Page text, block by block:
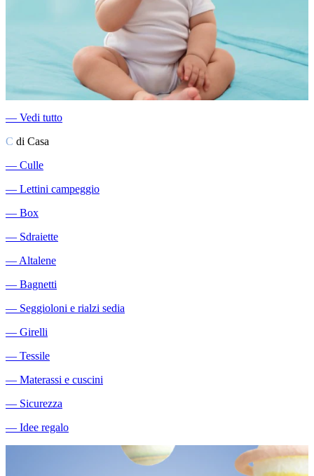
― Vedi tutto
C di Casa
― Culle
― Lettini campeggio
― Box
― Sdraiette
―Altalene
― Bagnetti
― Seggioloni e rialzi sedia
― Girelli
― Tessile
― Materassi e cuscini
― Sicurezza
― Idee regalo